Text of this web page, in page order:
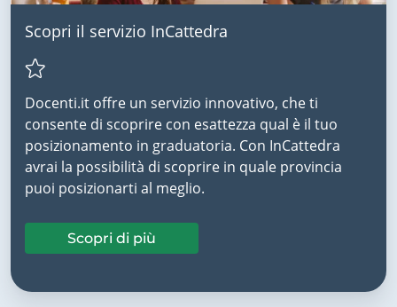
Scopri il servizio InCattedra
Docenti.it offre un servizio innovativo, che ti
consente di scoprire con esattezza qual è il tuo
posizionamento in graduatoria. Con InCattedra
avrai la possibilità di scoprire in quale provincia
puoi posizionarti al meglio.
Scopri di più